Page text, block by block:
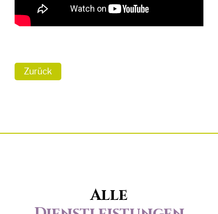
Zurück
Alle